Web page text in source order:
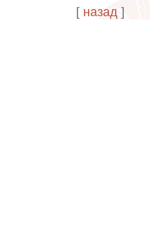
[ назад ]